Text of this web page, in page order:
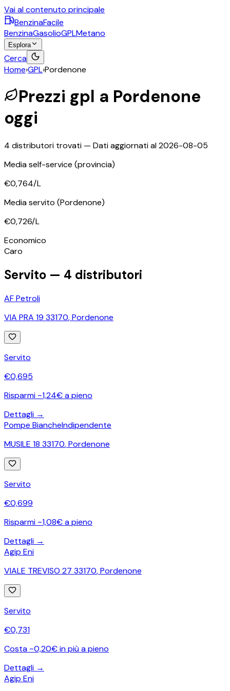
Vai al contenuto principale
BenzinaFacile
BenzinaGasolioGPLMetano
Esplora
Cerca
Home›GPL›Pordenone
Prezzi gpl a Pordenone
oggi
4 distributori trovati — Dati aggiornati al2026-08-05
Media self-service (provincia)
€0,764/L
Media servito (Pordenone)
€0,726/L
Economico
Caro
Servito — 4 distributori
AF Petroli
VIA PRA 19 33170,Pordenone
Servito
€0,695
Risparmi ~1,24€ a pieno
Dettagli →
Pompe BiancheIndipendente
MUSILE 18 33170,Pordenone
Servito
€0,699
Risparmi ~1,08€ a pieno
Dettagli →
Agip Eni
VIALE TREVISO 27 33170,Pordenone
Servito
€0,731
Costa ~0,20€ in più a pieno
Dettagli →
Agip Eni